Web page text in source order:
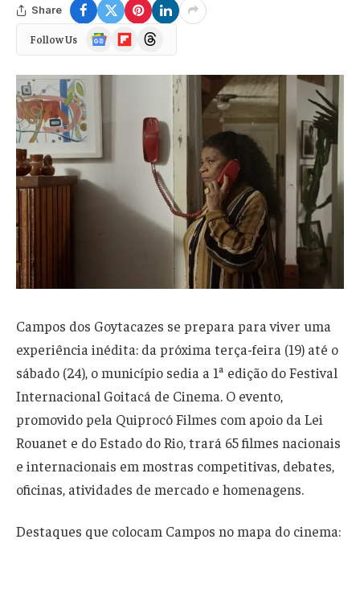
Share
Follow Us
Google
News
FlipboardThreads
Campos dos Goytacazes se prepara para viver uma
experiência inédita: da próxima terça-feira (19) até o
sábado (24), o município sedia a 1ª edição do Festival
Internacional Goitacá de Cinema. O evento,
promovido pela Quiprocó Filmes com apoio da Lei
Rouanet e do Estado do Rio, trará 65 filmes nacionais
e internacionais em mostras competitivas, debates,
oficinas, atividades de mercado e homenagens.
Destaques que colocam Campos no mapa do cinema: